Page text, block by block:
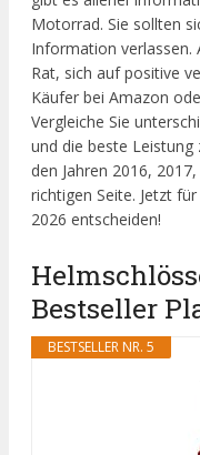
Motorrad. Sie sollten
Information verlassen.
Rat, sich auf positive
Käufer bei Amazon
Vergleiche Sie
und die beste Leistung
den Jahren 2016,
richtigen Seite. Jetzt
2026 entscheiden!
Bestseller
BESTSELLER NR. 5